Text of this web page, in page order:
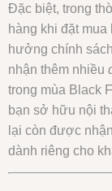
Đặc biệt, trong
hàng khi đặt
hưởng chính sách
nhận thêm nhiều
trong mùa Black
bạn sở hữu nội
lại còn được
dành riêng cho